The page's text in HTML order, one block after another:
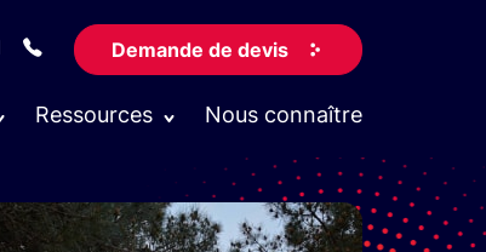
Demande de devis
Nous connaître
Ressources